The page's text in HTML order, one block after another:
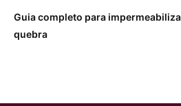
Guia completo para
quebra